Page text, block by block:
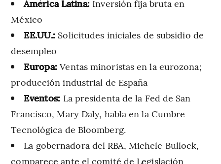
América Latina: Inversión fija bruta en
México
EE.UU.: Solicitudes iniciales de subsidio de
desempleo
Europa:Ventas minoristas en la eurozona;
producción industrial de España
Eventos: La presidenta de la Fed de San
Francisco, Mary Daly, habla en la Cumbre
Tecnológica de Bloomberg.
La gobernadora del RBA, Michele Bullock,
comparece ante el comité de Legislación